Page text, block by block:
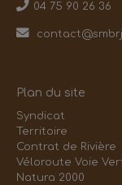
04 75 90 26 36
Plan du site
Syndicat
Territoire
Contrat de Rivière
Véloroute Voie
Natura 2000